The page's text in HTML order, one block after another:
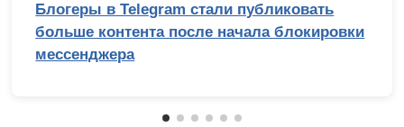
Блогеры в Telegram стали публиковать
больше контента после начала блокировки
мессенджера